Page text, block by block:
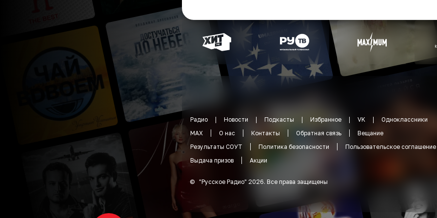
Радио Новости Подкасты Избранное VK
Одноклассники
MAX
О нас Контакты Обратная связь
Вещание
Результаты СОУТ
Политика безопасности
Пользовательское соглашение
Выдача призов
Акции
© "Русское Радио" 2026. Все права защищены